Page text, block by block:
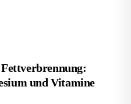
und Vitamine